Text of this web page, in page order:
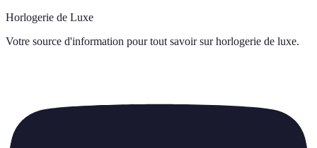
Horlogerie de Luxe
Votre source d'information pour tout savoir sur horlogerie de luxe.